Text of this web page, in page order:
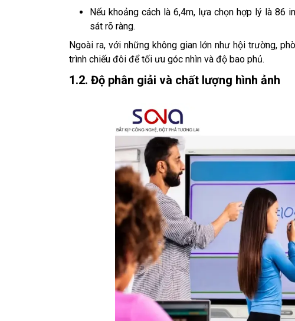
Nếu khoảng cách là 6,4m, lựa chọn hợp lý là
sát rõ ràng.
Ngoài ra, với những không gian lớn như hội trường,
trình chiếu đôi để tối ưu góc nhìn và độ bao phủ.
1.2. Độ phân giải và chất lượng hình ảnh